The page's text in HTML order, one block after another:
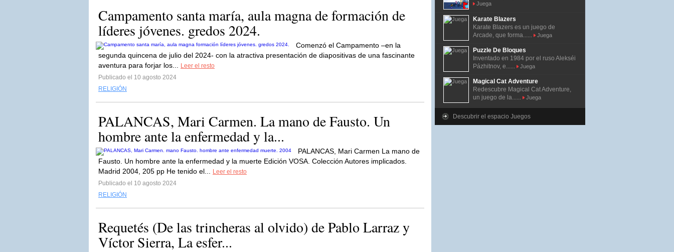
Campamento santa maría, aula magna de formación de
líderes jóvenes. gredos 2024.
Comenzó el Campamento –en la
segunda quincena de julio del 2024- con la atractiva presentación de diapositivas de una fascinante
aventura para forjar los...
Leer el resto
Publicado el 10 agosto 2024
RELIGIÓN
PALANCAS, Mari Carmen. La mano de Fausto. Un
hombre ante la enfermedad y la...
PALANCAS, Mari Carmen La mano de
Fausto. Un hombre ante la enfermedad y la muerte Edición VOSA. Colección Autores implicados.
Madrid 2004, 205 pp He tenido el...
Leer el resto
Publicado el 10 agosto 2024
RELIGIÓN
Requetés (De las trincheras al olvido) de Pablo Larraz y
Víctor Sierra, La esfer...
Juega
Karate Blazers
Karate Blazers es un juego de
Arcade, que forma......
Juega
Puzzle De Bloques
Inventado en 1984 por el ruso Alekséi
Pázhitnov, e......
Juega
Magical Cat Adventure
Redescubre Magical Cat Adventure,
un juego de la......
Juega
Descubrir el espacio Juegos